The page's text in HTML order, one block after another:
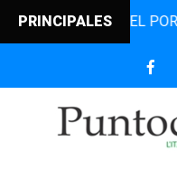
PRINCIPALESEL PORTAL